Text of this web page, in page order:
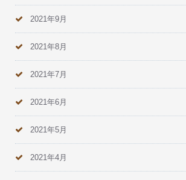
2021年9月
2021年8月
2021年7月
2021年6月
2021年5月
2021年4月